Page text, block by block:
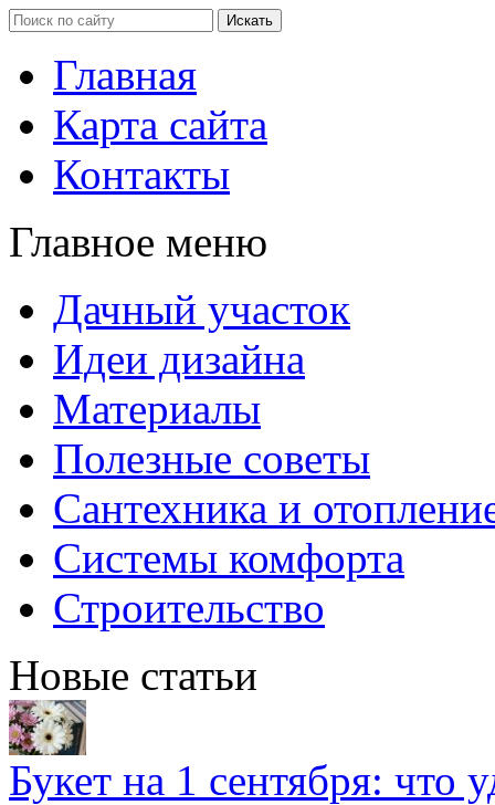
Главная
Карта сайта
Контакты
Главное меню
Дачный участок
Идеи дизайна
Материалы
Полезные советы
Сантехника и
Системы комфорта
Строительство
Новые статьи
Букет на 1 сентября: что